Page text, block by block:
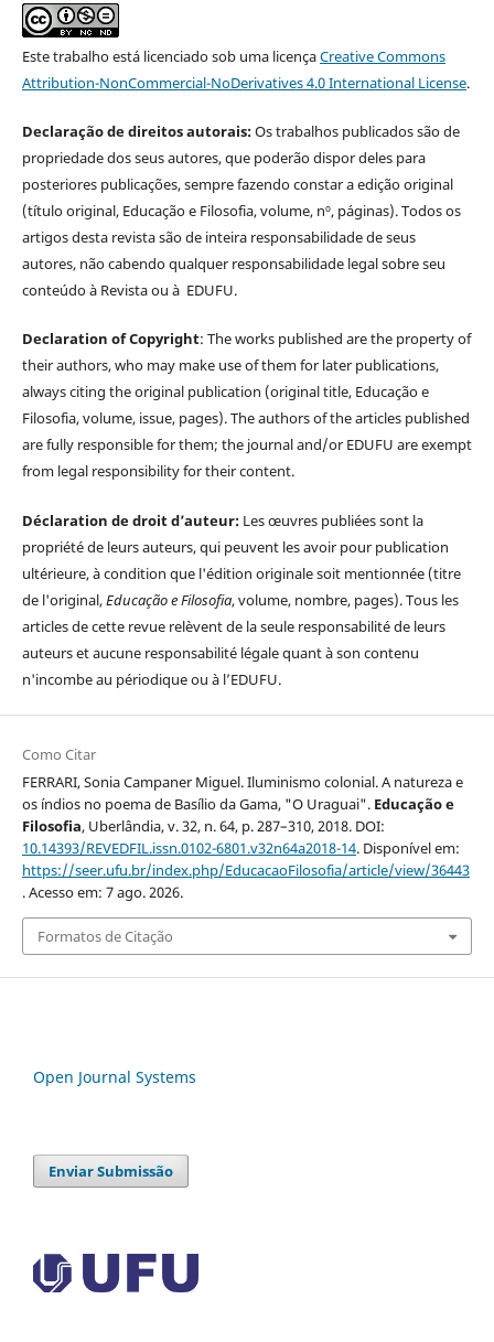
Este trabalho está licenciado sob uma licençaCreative Commons
Attribution-NonCommercial-NoDerivatives 4.0 International License.
Declaração de direitos autorais:Os trabalhos publicados são de
propriedade dos seus autores, que poderão dispor deles para
posteriores publicações, sempre fazendo constar a edição original
(título original, Educação e Filosofia, volume, nº, páginas). Todos os
artigos desta revista são de inteira responsabilidade de seus
autores, não cabendo qualquer responsabilidade legal sobre seu
conteúdo à Revista ou à EDUFU.
Declaration of Copyright: The works published are the property of
their authors, who may make use of them for later publications,
always citing the original publication (original title, Educação e
Filosofia, volume, issue, pages). The authors of the articles published
are fully responsible for them; the journal and/or EDUFU are exempt
from legal responsibility for their content.
Déclaration de droit d’auteur: Les œuvres publiées sont la
propriété de leurs auteurs, qui peuvent les avoir pour publication
ultérieure, à condition que l'édition originale soit mentionnée (titre
de l'original,Educação e Filosofia, volume, nombre, pages). Tous les
articles de cette revue relèvent de la seule responsabilité de leurs
auteurs et aucune responsabilité légale quant à son contenu
n'incombe au périodique ou à l’EDUFU.
Como Citar
FERRARI, Sonia Campaner Miguel. Iluminismo colonial. A natureza e
os índios no poema de Basílio da Gama, "O Uraguai". Educação e
Filosofia, Uberlândia, v. 32, n. 64, p. 287–310, 2018. DOI:
10.14393/REVEDFIL.issn.0102-6801.v32n64a2018-14. Disponível em:
https://seer.ufu.br/index.php/EducacaoFilosofia/article/view/36443
. Acesso em: 7 ago. 2026.
Formatos de Citação
Open Journal Systems
Enviar Submissão